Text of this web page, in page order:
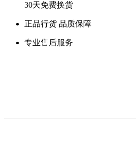
30天免费换货
正品行货 品质保障
专业售后服务